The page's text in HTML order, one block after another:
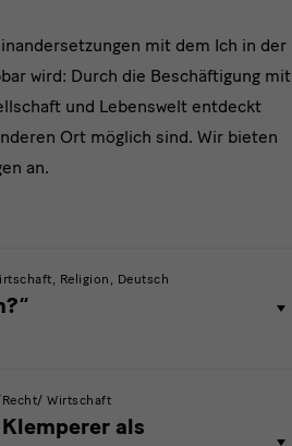
mit dem Ich in der
wird: Durch die Beschäftigung mit
und Lebenswelt entdeckt
Ort möglich sind. Wir bieten
an.
Religion, Deutsch
Wirtschaft
als